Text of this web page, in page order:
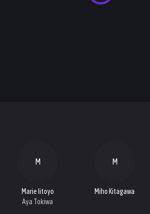
M
Marie Iitoyo
Aya Tokiwa
M
Miho Kitagawa